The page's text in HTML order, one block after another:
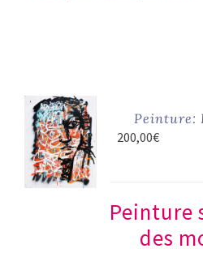
AJOUTER
AU PANIER
Peinture:
200,00€
Peinture
des